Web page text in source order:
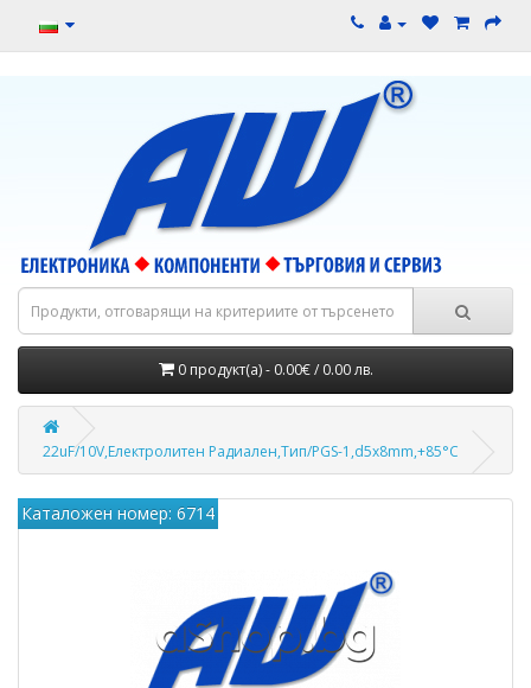
0 продукт(а) - 0.00€ / 0.00 лв.
22uF/10V,Електролитен Радиален,Тип/PGS-1,d5x8mm,+85°C
Каталожен номер: 6714